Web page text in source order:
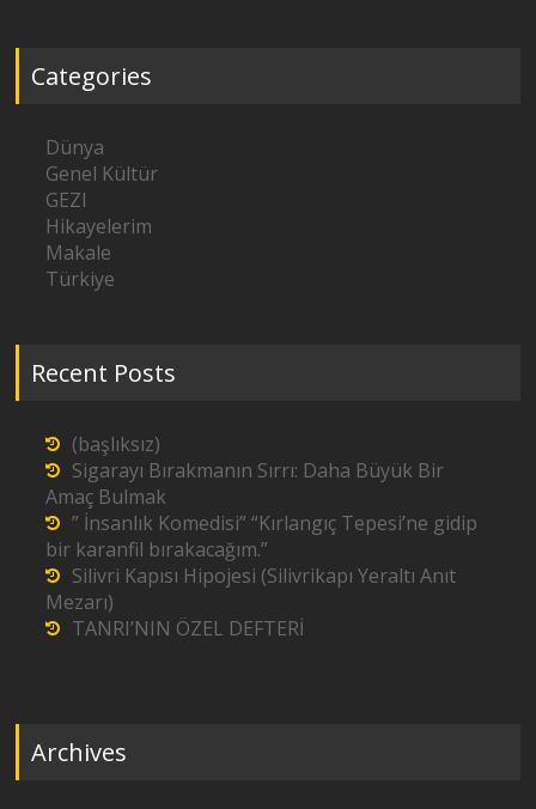
Categories
Dünya
Genel Kültür
GEZI
Hikayelerim
Makale
Türkiye
Recent Posts
(başlıksız)
Sigarayı Bırakmanın Sırrı: Daha Büyük Bir
Amaç Bulmak
” İnsanlık Komedisi” “Kırlangıç Tepesi’ne gidip
bir karanfil bırakacağım.”
Silivri Kapısı Hipojesi (Silivrikapı Yeraltı Anıt
Mezarı)
TANRI’NIN ÖZEL DEFTERİ
Archives